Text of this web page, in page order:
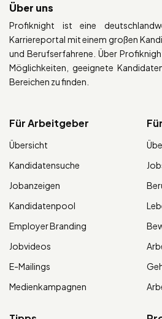
Über uns
Profiknight ist eine
Karriereportal mit einem großen
und Berufserfahrene. Über
Möglichkeiten, geeignete
Bereichen zu finden.
Für Arbeitgeber
Übersicht
Kandidatensuche
Jobanzeigen
Kandidatenpool
Employer Branding
Jobvideos
E-Mailings
Medienkampagnen